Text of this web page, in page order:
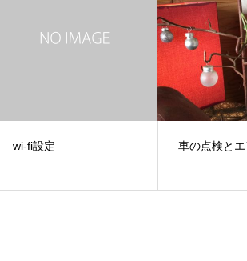
wi-fi設定 車の点検と